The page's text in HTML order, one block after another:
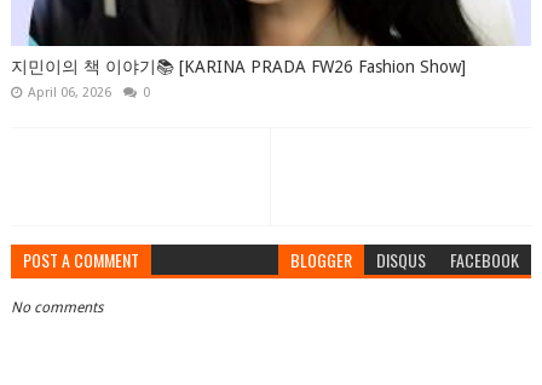
지민이의 책 이야기📚 [KARINA PRADA FW26 Fashion Show]
April 06, 2026 0
POST A COMMENT BLOGGER DISQUS FACEBOOK
No comments